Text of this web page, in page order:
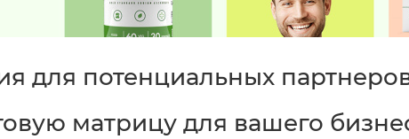
для потенциальных
матрицу для вашего